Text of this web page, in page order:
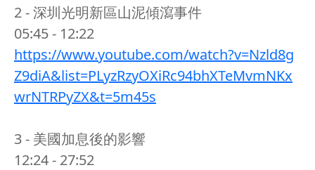
2 - 深圳光明新區山泥傾瀉事件
05:45 - 12:22
https://www.youtube.com/watch?v=Nzld8g
Z9diA&list=PLyzRzyOXiRc94bhXTeMvmNKx
wrNTRPyZX&t=5m45s
3 - 美國加息後的影響
12:24 - 27:52